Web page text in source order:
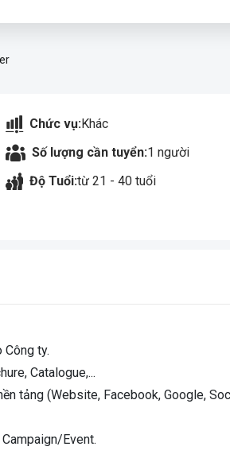
Chức vụ:Khác
Số lượng cần tuyển:1 người
Độ Tuổi:từ 21 - 40 tuổi
Công ty.
Catalogue,...
tảng (Website, Facebook, Google,
Event.